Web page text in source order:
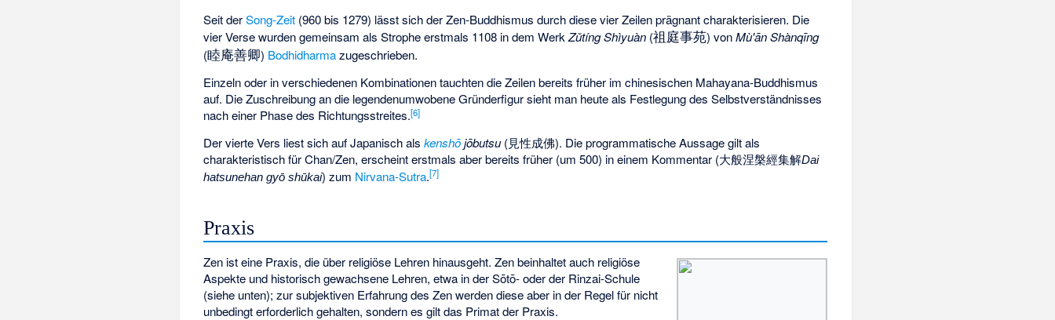
Seit derSong-Zeit (960 bis 1279) lässt sich der Zen-Buddhismus durch diese vier Zeilen prägnant charakterisieren. Die
vier Verse wurden gemeinsam als Strophe erstmals 1108 in dem WerkZǔtíng Shìyuàn (祖庭事苑) vonMù'ān Shànqīng
(睦庵善卿) Bodhidharmazugeschrieben.
Einzeln oder in verschiedenen Kombinationen tauchten die Zeilen bereits früher im chinesischen Mahayana-Buddhismus
auf. Die Zuschreibung an die legendenumwobene Gründerfigur sieht man heute als Festlegung des Selbstverständnisses
nach einer Phase des Richtungsstreites.[6]
Der vierte Vers liest sich auf Japanisch alskenshōjōbutsu(見性成佛). Die programmatische Aussage gilt als
charakteristisch für Chan/Zen, erscheint erstmals aber bereits früher (um 500) in einem Kommentar (大般涅槃經集解Dai
hatsunehan gyō shūkai) zum Nirvana-Sutra.[7]
Praxis
Zen ist eine Praxis, die über religiöse Lehren hinausgeht. Zen beinhaltet auch religiöse
Aspekte und historisch gewachsene Lehren, etwa in der Sōtō- oder der Rinzai-Schule
(siehe unten); zur subjektiven Erfahrung des Zen werden diese aber in der Regel für nicht
unbedingt erforderlich gehalten, sondern es gilt das Primat der Praxis.